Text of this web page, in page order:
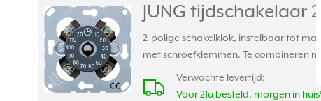
JUNG tijdschakelaar
2-polige schakelklok, instelbaar tot
met schroefklemmen. Te combineren
Verwachte levertijd:
Voor 21u besteld, morgen in